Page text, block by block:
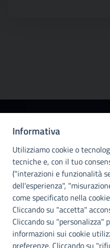
Palermo
Info e contatti
Città Metropoliitana di Palermo
Via Maqueda, 100 - 90134 -
Cod. Fisc. 80021470820
PEC:
I nostri canali
Informativa
Utilizziamo cookie o
tecniche e, con il tuo
("interazioni e funzionalità
dell'esperienza",
come specificato nella
Cliccando su "accetta"
Cliccando su "personalizza"
informazioni sui cookie
preferenze. Cliccando su